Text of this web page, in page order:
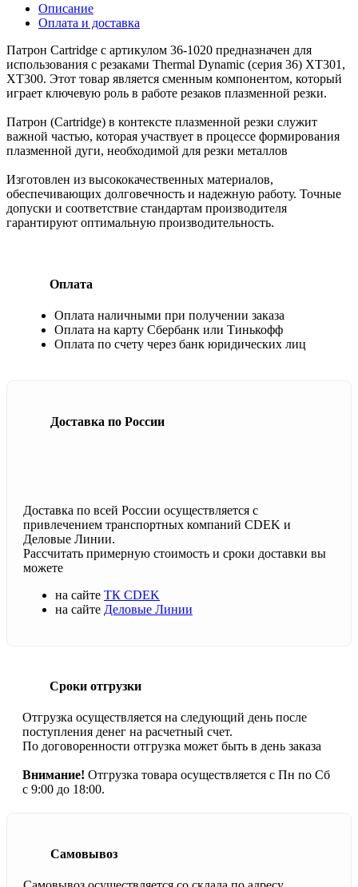
Описание
Оплата и доставка
Патрон Cartridge с артикулом 36-1020 предназначен для
использования с резаками Thermal Dynamic (серия 36) XT301,
XT300. Этот товар является сменным компонентом, который
играет ключевую роль в работе резаков плазменной резки.
Патрон (Cartridge) в контексте плазменной резки служит
важной частью, которая участвует в процессе формирования
плазменной дуги, необходимой для резки металлов
Изготовлен из высококачественных материалов,
обеспечивающих долговечность и надежную работу. Точные
допуски и соответствие стандартам производителя
гарантируют оптимальную производительность.
Оплата
Оплата наличными при получении заказа
Оплата на карту Сбербанк или Тинькофф
Оплата по счету через банк юридических лиц
Доставка по России
Доставка по всей России осуществляется с
привлечением транспортных компаний CDEK и
Деловые Линии.
Рассчитать примерную стоимость и сроки доставки вы
можете
на сайте ТК CDEK
на сайте Деловые Линии
Сроки отгрузки
Отгрузка осуществляется на следующий день после
поступления денег на расчетный счет.
По договоренности отгрузка может быть в день заказа
Внимание! Отгрузка товара осуществляется с Пн по Сб
с 9:00 до 18:00.
Самовывоз